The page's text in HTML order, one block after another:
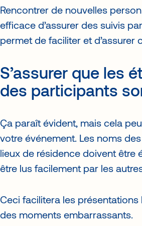
Rencontrer de nouvelles
efficace d’assurer des suivis
S’assurer que les
des participants
Ça paraît évident, mais cela
votre événement. Les noms
lieux de résidence doivent être
Ceci facilitera les